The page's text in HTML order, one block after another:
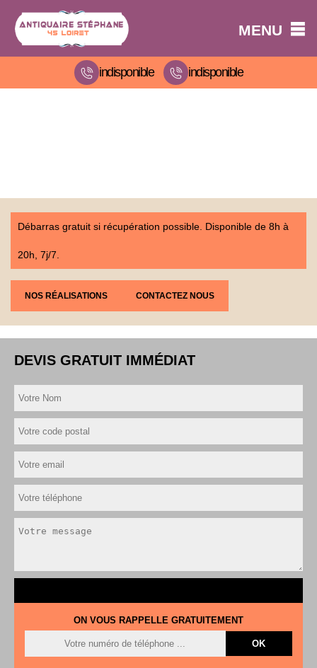
MENU
indisponible indisponible
Débarras gratuit si récupération possible. Disponible de 8h à
20h, 7j/7.
NOS RÉALISATIONS CONTACTEZ NOUS
DEVIS GRATUIT IMMÉDIAT
ON VOUS RAPPELLE GRATUITEMENT